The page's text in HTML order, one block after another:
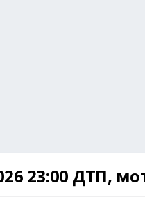
23:00 ДТП,